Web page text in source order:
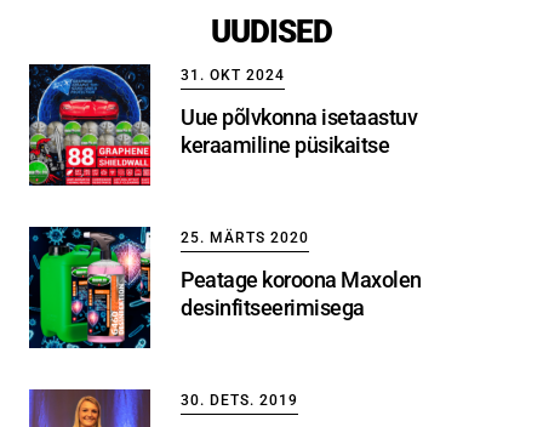
UUDISED
31. OKT 2024
Uue põlvkonna isetaastuv
keraamiline püsikaitse
25. MÄRTS 2020
Peatage koroona Maxolen
desinfitseerimisega
30. DETS. 2019